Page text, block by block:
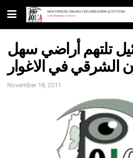
تلتهم أراضي سهل
الشرقي في الاغوار
November 18, 2011